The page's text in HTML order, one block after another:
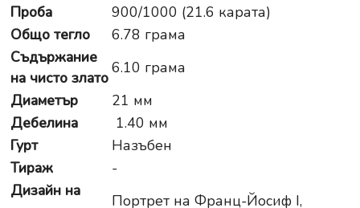
Проба
900/1000 (21.6 карата)
Общо тегло
6.78 грама
Съдържание
на чисто злато
6.10 грама
Диаметър
21 мм
Дебелина
1.40 мм
Гурт
Назъбен
Тираж
-
Дизайн на
Портрет на Франц-Йосиф I,